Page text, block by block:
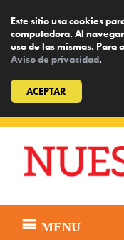
Este sitio usa cookies
computadora. Al
uso de las mismas. Para
Aviso de privacidad.
ACEPTAR
content
MENU